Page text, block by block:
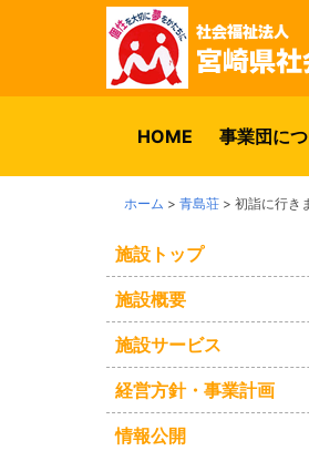
HOME 事業団に
ホーム > 青島荘 > 初詣に行き
施設トップ
施設概要
施設サービス
経営方針・事業計画
情報公開